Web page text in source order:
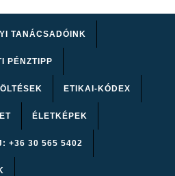
TANÁCSADÓINK
PÉNZTIPP
ETIKAI-KÓDEX
ÉLETKÉPEK
+36 30 565 5402